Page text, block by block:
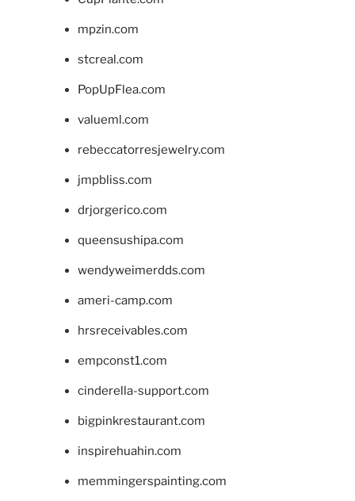
mpzin.com
stcreal.com
PopUpFlea.com
valueml.com
rebeccatorresjewelry.com
jmpbliss.com
drjorgerico.com
queensushipa.com
wendyweimerdds.com
ameri-camp.com
hrsreceivables.com
empconst1.com
cinderella-support.com
bigpinkrestaurant.com
inspirehuahin.com
memmingerspainting.com